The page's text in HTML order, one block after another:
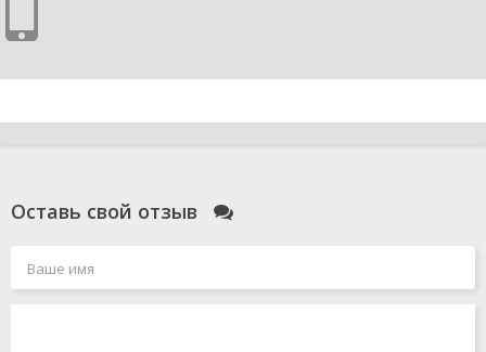
Оставь свой отзыв